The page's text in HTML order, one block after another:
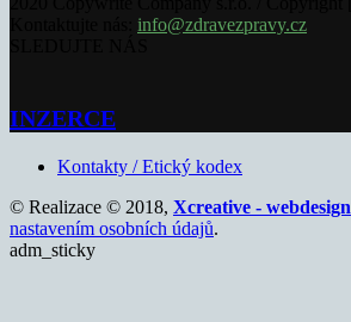
info@zdravezpravy.cz
INZERCE
Kontakty / Etický kodex
© Realizace © 2018, Xcreative - webdesign
nastavením osobních údajů.
adm_sticky